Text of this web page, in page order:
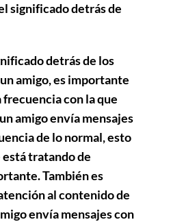
significado detrás de
detrás de los
amigo, es importante
frecuenciacon la que
amigo envía mensajes
de lo normal, esto
tratando de
También es
alcontenidode
envía mensajes con